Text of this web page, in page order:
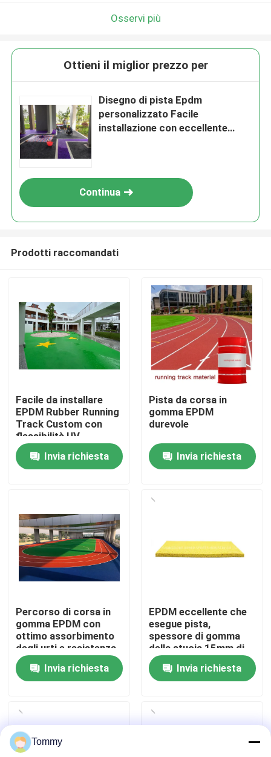
Casa.
Prodotti
Chi Siamo
Visita alla fabbrica
Contattaci
Notizie
Casi
Chiedi un preventivo
Osservi più
Ottieni il miglior prezzo per
Disegno di pista Epdm
personalizzato Facile
installazione con eccellente
Continua
Prodotti raccomandati
Facile da installare
EPDM Rubber Running
Track Custom con
flessibilità UV
Invia richiesta
Pista da corsa in
gomma EPDM
durevole
Invia richiesta
Percorso di corsa in
gomma EPDM con
ottimo assorbimento
degli urti e resistenza
ai raggi UV
Invia richiesta
EPDM eccellente che
esegue pista,
spessore di gomma
della stuoia 15mm di
EPDM
Invia richiesta
Tommy